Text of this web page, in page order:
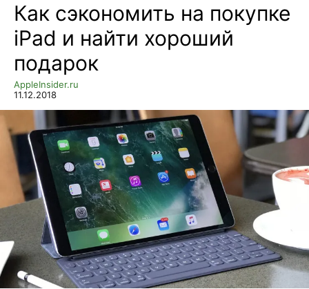
Как сэкономить на покупке
iPad и найти хороший
подарок
AppleInsider.ru
11.12.2018